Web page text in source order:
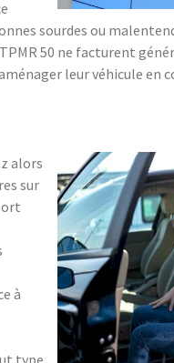
sourdes ou
50 ne facturent
leur véhicule en
alors
sur
à